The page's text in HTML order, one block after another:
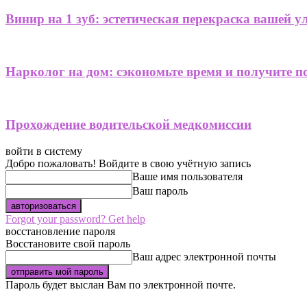
Винир на 1 зуб: эстетическая перекраска вашей
Нарколог на дом: сэкономьте время и получите
Прохождение водительской медкомиссии
войти в систему
Добро пожаловать! Войдите в свою учётную запись
Ваше имя пользователя
Ваш пароль
Forgot your password? Get help
восстановление пароля
Восстановите свой пароль
Ваш адрес электронной почты
Пароль будет выслан Вам по электронной почте.